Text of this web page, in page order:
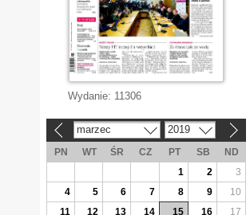
Wydanie: 11306
marzec 2019
PN WT ŚR CZ PT SB
ND
1
2
3
4
5 6 7 8 9
10
11
12 13 14 15 16
17